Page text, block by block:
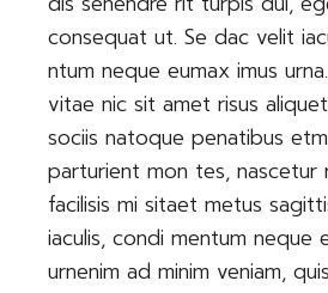
consequat ut. Se dac velit
ntum neque eumax imus
vitae nic sit amet risus
sociis natoque penatibus
parturient mon tes, nascetur
facilisis mi sitaet metus
iaculis, condi mentum neque
urnenim ad minim veniam,